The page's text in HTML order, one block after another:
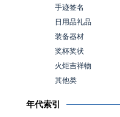
手迹签名
日用品礼品
装备器材
奖杯奖状
火炬吉祥物
其他类
年代索引